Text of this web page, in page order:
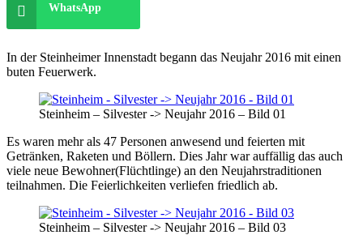
WhatsApp
In der Steinheimer Innenstadt begann das Neujahr 2016 mit einen
buten Feuerwerk.
Steinheim – Silvester -> Neujahr 2016 – Bild 01
Es waren mehr als 47 Personen anwesend und feierten mit
Getränken, Raketen und Böllern. Dies Jahr war auffällig das auch
viele neue Bewohner(Flüchtlinge) an den Neujahrstraditionen
teilnahmen. Die Feierlichkeiten verliefen friedlich ab.
Steinheim – Silvester -> Neujahr 2016 – Bild 03